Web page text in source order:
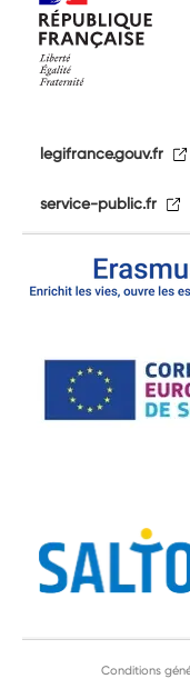
legifrance.gouv.fr
service-public.fr
Conditions